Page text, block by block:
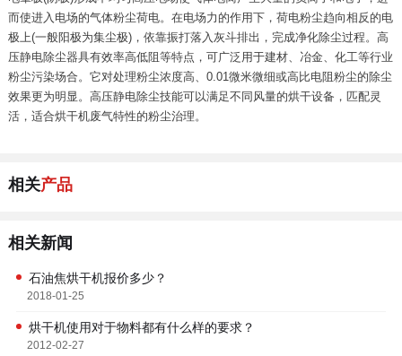
而使进入电场的气体粉尘荷电。在电场力的作用下，荷电粉尘趋向相反的电
极上(一般阳极为集尘极)，依靠振打落入灰斗排出，完成净化除尘过程。高
压静电除尘器具有效率高低阻等特点，可广泛用于建材、冶金、化工等行业
粉尘污染场合。它对处理粉尘浓度高、0.01微米微细或高比电阻粉尘的除尘
效果更为明显。高压静电除尘技能可以满足不同风量的烘干设备，匹配灵
活，适合烘干机废气特性的粉尘治理。
相关产品
相关新闻
石油焦烘干机报价多少？
2018-01-25
烘干机使用对于物料都有什么样的要求？
2012-02-27